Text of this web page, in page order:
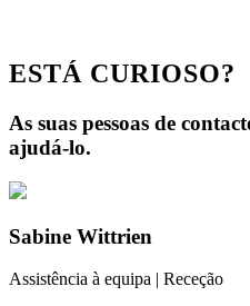
ESTÁ CURIOSO?
As suas pessoas de
ajudá-lo.
Sabine Wittrien
Assistência à equipa | Receção